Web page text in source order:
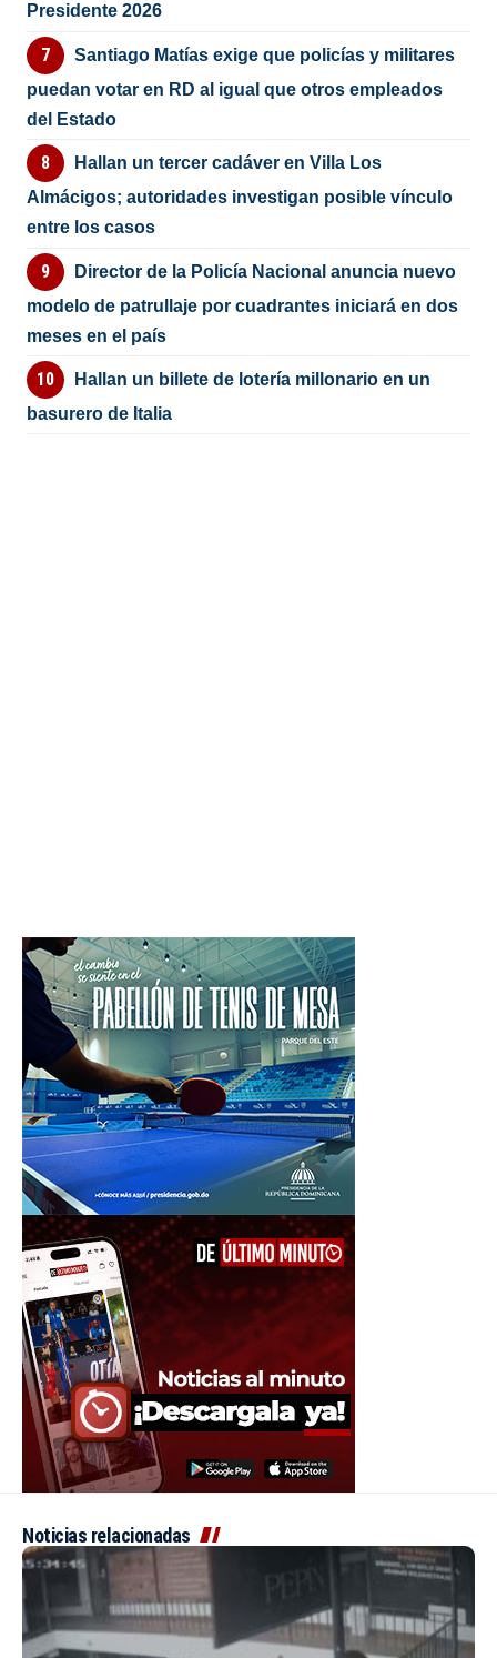
Presidente 2026
Santiago Matías exige que policías y militares
puedan votar en RD al igual que otros empleados
del Estado
Hallan un tercer cadáver en Villa Los
Almácigos; autoridades investigan posible vínculo
entre los casos
Director de la Policía Nacional anuncia nuevo
modelo de patrullaje por cuadrantes iniciará en dos
meses en el país
Hallan un billete de lotería millonario en un
basurero de Italia
Noticias relacionadas